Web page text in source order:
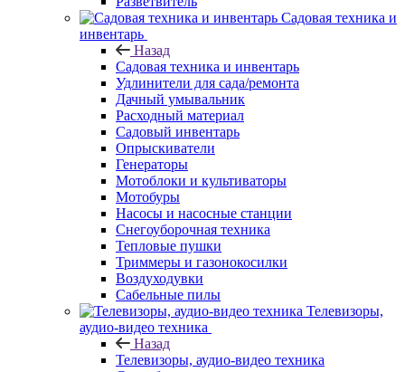
Садовая техника и
инвентарь
Назад
Садовая техника и инвентарь
Удлинители для сада/ремонта
Дачный умывальник
Расходный материал
Садовый инвентарь
Опрыскиватели
Генераторы
Мотоблоки и культиваторы
Мотобуры
Насосы и насосные станции
Снегоуборочная техника
Тепловые пушки
Триммеры и газонокосилки
Воздуходувки
Сабельные пилы
Телевизоры,
аудио-видео техника
Назад
Телевизоры, аудио-видео техника